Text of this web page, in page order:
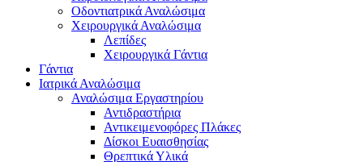
Οδοντιατρικά Αναλώσιμα
Χειρουργικά Αναλώσιμα
Λεπίδες
Χειρουργικά Γάντια
Γάντια
Ιατρικά Αναλώσιμα
Αναλώσιμα Εργαστηρίου
Αντιδραστήρια
Αντικειμενοφόρες Πλάκες
Δίσκοι Ευαισθησίας
Θρεπτικά Υλικά